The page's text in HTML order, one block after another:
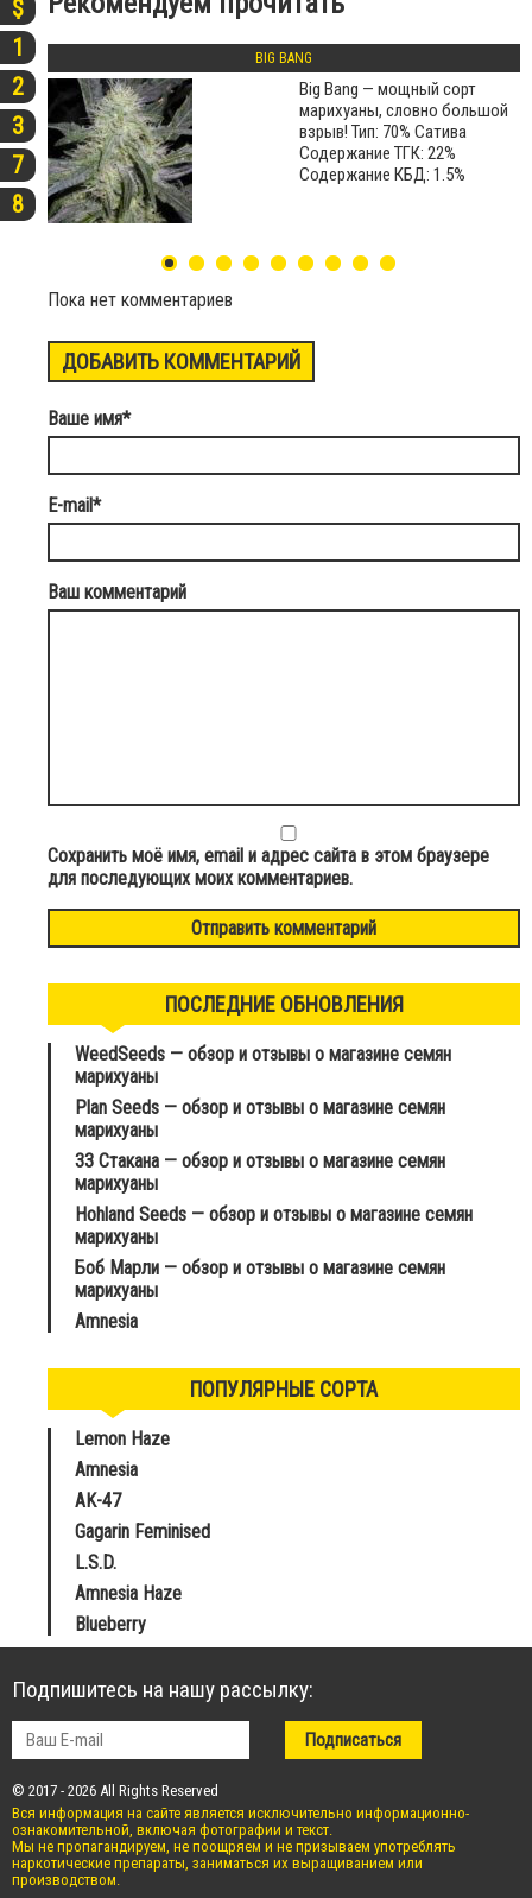
$
1
2
3
7
8
BIG BANG
Big Bang — мощный сорт
марихуаны, словно большой
взрыв! Тип: 70% Сатива
Содержание ТГК: 22%
Содержание КБД: 1.5%
Пока нет комментариев
ДОБАВИТЬ КОММЕНТАРИЙ
Ваше имя*
E-mail*
Ваш комментарий
Сохранить моё имя, email и адрес сайта в этом браузере
для последующих моих комментариев.
ПОСЛЕДНИЕ ОБНОВЛЕНИЯ
WeedSeeds — обзор и отзывы о магазине семян
марихуаны
Plan Seeds — обзор и отзывы о магазине семян
марихуаны
33 Стакана — обзор и отзывы о магазине семян
марихуаны
Hohland Seeds — обзор и отзывы о магазине семян
марихуаны
Боб Марли — обзор и отзывы о магазине семян
марихуаны
Amnesia
ПОПУЛЯРНЫЕ СОРТА
Lemon Haze
Amnesia
AK-47
Gagarin Feminised
L.S.D.
Amnesia Haze
Blueberry
Подпишитесь на нашу рассылку:
© 2017 - 2026 All Rights Reserved
Вся информация на сайте является исключительно информационно-
ознакомительной, включая фотографии и текст.
Мы не пропагандируем, не поощряем и не призываем употреблять
наркотические препараты, заниматься их выращиванием или
производством.